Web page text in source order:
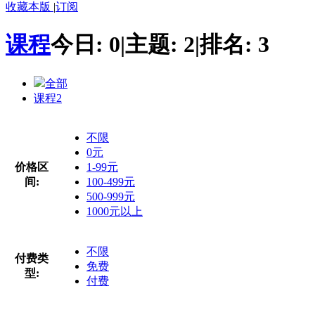
收藏本版 |订阅
课程今日: 0|主题: 2|排名: 3
全部
课程2
价格区
间:
不限
0元
1-99元
100-499元
500-999元
1000元以上
付费类
型:
不限
免费
付费